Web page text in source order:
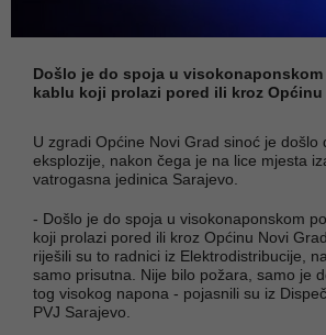
Došlo je do spoja u visokonaponskom
kablu koji prolazi pored ili kroz Općinu
U zgradi Općine Novi Grad sinoć je došlo
eksplozije, nakon čega je na lice mjesta
vatrogasna jedinica Sarajevo.
- Došlo je do spoja u visokonaponskom
koji prolazi pored ili kroz Općinu Novi
riješili su to radnici iz Elektrodistribucije,
samo prisutna. Nije bilo požara, samo je
tog visokog napona - pojasnili su iz
PVJ Sarajevo.